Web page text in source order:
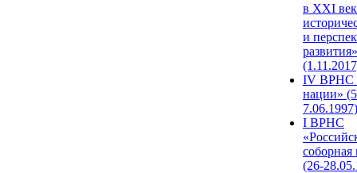
в XXI
и
развития»
IV ВРНС
нации»
7.06.1997)
I ВРНС
(26-